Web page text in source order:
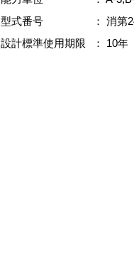
型式番号
： 消第
設計標準使用期限
： 10年